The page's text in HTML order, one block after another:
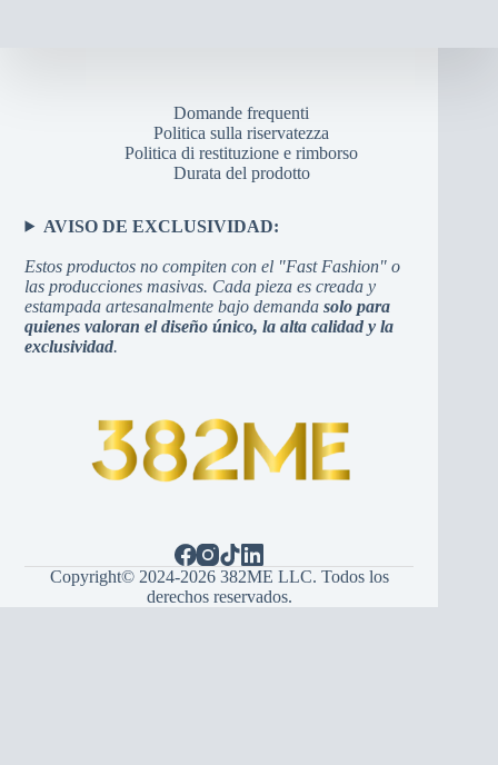
Domande frequenti
Politica sulla riservatezza
Politica di restituzione e rimborso
Durata del prodotto
AVISO DE EXCLUSIVIDAD:
Estos productos no compiten con el "Fast Fashion" o
las producciones masivas. Cada pieza es creada y
estampada artesanalmente bajo demandasolo para
quienes valoran el diseño único, la alta calidad y la
exclusividad.
Copyright© 2024-2026 382ME LLC. Todos los
derechos reservados.